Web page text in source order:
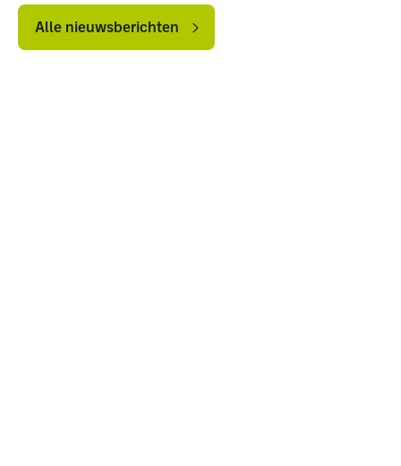
Alle
nieuwsberichten
Alle
nieuwsberichten
Alle nieuwsberichten